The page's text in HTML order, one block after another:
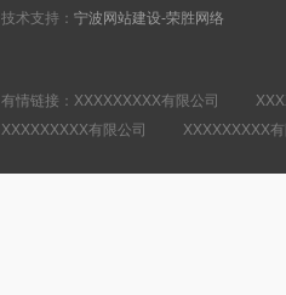
技术支持： 宁波网站建设-荣胜网络
有情链接：XXXXXXXXX有限公司
XXXXXXXXX有限公司 XXXXXXXXX有